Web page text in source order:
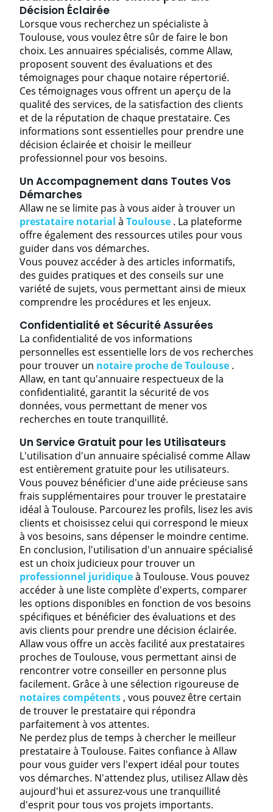
Décision Éclairée
Lorsque vous recherchez un spécialiste à
Toulouse, vous voulez être sûr de faire le bon
choix. Les annuaires spécialisés, comme Allaw,
proposent souvent des évaluations et des
témoignages pour chaque notaire répertorié.
Ces témoignages vous offrent un aperçu de la
qualité des services, de la satisfaction des clients
et de la réputation de chaque prestataire. Ces
informations sont essentielles pour prendre une
décision éclairée et choisir le meilleur
professionnel pour vos besoins.
Un Accompagnement dans Toutes Vos
Démarches
Allaw ne se limite pas à vous aider à trouver un
prestataire notarial à Toulouse . La plateforme
offre également des ressources utiles pour vous
guider dans vos démarches.
Vous pouvez accéder à des articles informatifs,
des guides pratiques et des conseils sur une
variété de sujets, vous permettant ainsi de mieux
comprendre les procédures et les enjeux.
Confidentialité et Sécurité Assurées
La confidentialité de vos informations
personnelles est essentielle lors de vos recherches
pour trouver un notaire proche de Toulouse .
Allaw, en tant qu'annuaire respectueux de la
confidentialité, garantit la sécurité de vos
données, vous permettant de mener vos
recherches en toute tranquillité.
Un Service Gratuit pour les Utilisateurs
L'utilisation d'un annuaire spécialisé comme Allaw
est entièrement gratuite pour les utilisateurs.
Vous pouvez bénéficier d'une aide précieuse sans
frais supplémentaires pour trouver le prestataire
idéal à Toulouse. Parcourez les profils, lisez les avis
clients et choisissez celui qui correspond le mieux
à vos besoins, sans dépenser le moindre centime.
En conclusion, l'utilisation d'un annuaire spécialisé
est un choix judicieux pour trouver un
professionnel juridiqueà Toulouse. Vous pouvez
accéder à une liste complète d'experts, comparer
les options disponibles en fonction de vos besoins
spécifiques et bénéficier des évaluations et des
avis clients pour prendre une décision éclairée.
Allaw vous offre un accès facilité aux prestataires
proches de Toulouse, vous permettant ainsi de
rencontrer votre conseiller en personne plus
facilement. Grâce à une sélection rigoureuse de
notaires compétents , vous pouvez être certain
de trouver le prestataire qui répondra
parfaitement à vos attentes.
Ne perdez plus de temps à chercher le meilleur
prestataire à Toulouse. Faites confiance à Allaw
pour vous guider vers l'expert idéal pour toutes
vos démarches. N'attendez plus, utilisez Allaw dès
aujourd'hui et assurez-vous une tranquillité
d'esprit pour tous vos projets importants.